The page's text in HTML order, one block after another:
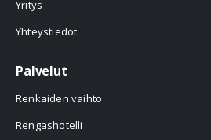
Yritys
Yhteystiedot
Palvelut
Renkaiden vaihto
Rengashotelli